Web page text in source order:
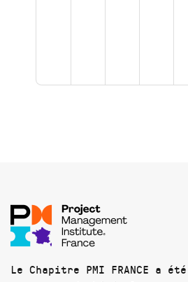
Le Chapitre PMI FRANCE a